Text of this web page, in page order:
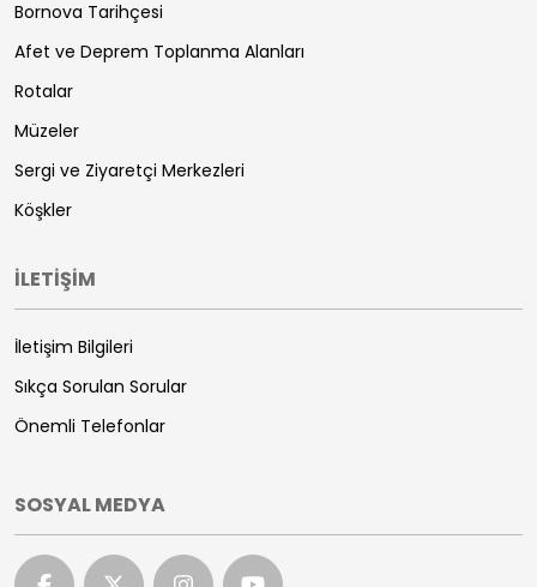
Bornova Tarihçesi
Afet ve Deprem Toplanma Alanları
Rotalar
Müzeler
Sergi ve Ziyaretçi Merkezleri
Köşkler
İLETİŞİM
İletişim Bilgileri
Sıkça Sorulan Sorular
Önemli Telefonlar
SOSYAL MEDYA